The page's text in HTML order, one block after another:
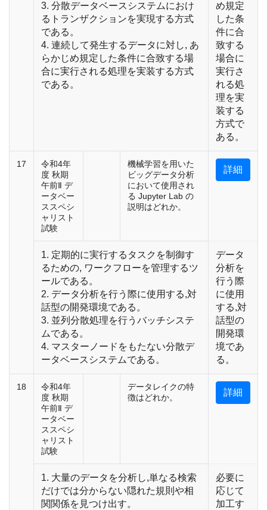
3. 分散データベースシステムにおけ
るトランザクションを実現する方式
である。
4. 連続して発生するデータに対し, あ
らかじめ規定した条件に合致する場
合に実行される処理を実装する方式
である。
め規定
した条
件に合
致する
場合に
実行さ
れる処
理を実
装する
方式で
ある。
17
令和4年
度 秋期
午前Ⅱ デ
ータベー
ススペシ
ャリスト
試験
機械学習を用いた
ビッグデータ分析
において使用され
る Jupyter Lab の
説明はどれか。
詳細
1. 定期的に実行するタスクを制御す
るための, ワークフローを管理するツ
ールである。
2. データ分析を行う際に使用する,対
話型の開発環境である。
3. 並列分散処理を行うバッチシステ
ムである。
4. マスターノードをもたない分散デ
ータベースシステムである。
データ
分析を
行う際
に使用
する,対
話型の
開発環
境であ
る。
18
令和4年
度 秋期
午前Ⅱ デ
ータベー
ススペシ
ャリスト
試験
データレイクの特
徴はどれか。
詳細
1. 大量のデータを分析し,単なる検索
だけでは分からない隠れた規則や相
関関係を見つけ出す。
必要に
応じて
加工す